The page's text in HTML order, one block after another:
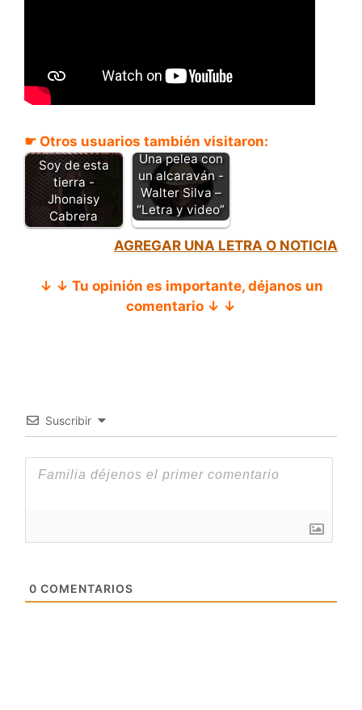
☛ Otros usuarios también visitaron:
Soy de esta
tierra -
Jhonaisy
Cabrera
Una pelea con
un alcaraván -
Walter Silva –
“Letra y video”
AGREGAR UNA LETRA O NOTICIA
↓ ↓ Tu opinión es importante, déjanos un
comentario ↓ ↓
Suscribir
0 COMENTARIOS